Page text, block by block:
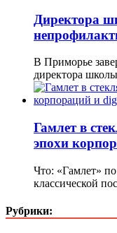
Директора
В Приморье
директора
Гамлет в
эпохи
Что: «Гамлет»
классической
Рубрики: